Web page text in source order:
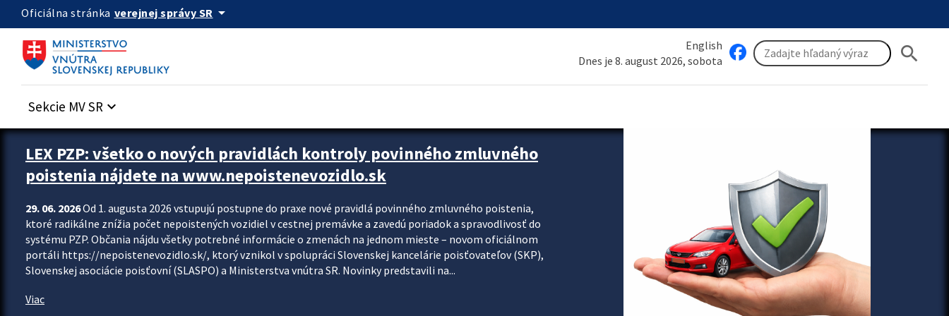
Preskocit na hlavný obsah
Oficiálna stránka verejnej správy SR arrow_drop_down
English
Dnes je 8. august 2026, sobota
search
Sekcie MV SR keyboard_arrow_down
Zastavit automatický posun upútavok
LEX PZP: všetko o nových pravidlách kontroly povinného zmluvného
poistenia nájdete na www.nepoistenevozidlo.sk
29. 06. 2026Od 1. augusta 2026 vstupujú postupne do praxe nové pravidlá povinného zmluvného poistenia,
ktoré radikálne znížia počet nepoistených vozidiel v cestnej premávke a zavedú poriadok a spravodlivosť do
systému PZP. Občania nájdu všetky potrebné informácie o zmenách na jednom mieste – novom oficiálnom
portáli https://nepoistenevozidlo.sk/, ktorý vznikol v spolupráci Slovenskej kancelárie poisťovateľov (SKP),
Slovenskej asociácie poisťovní (SLASPO) a Ministerstva vnútra SR. Novinky predstavili na...
Viac